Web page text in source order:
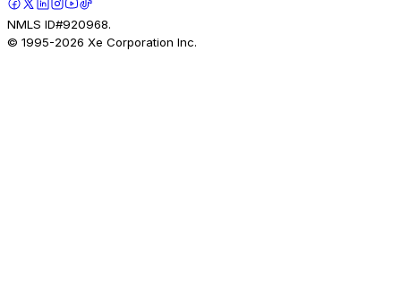
NMLS ID#920968.
© 1995-2026 Xe Corporation Inc.